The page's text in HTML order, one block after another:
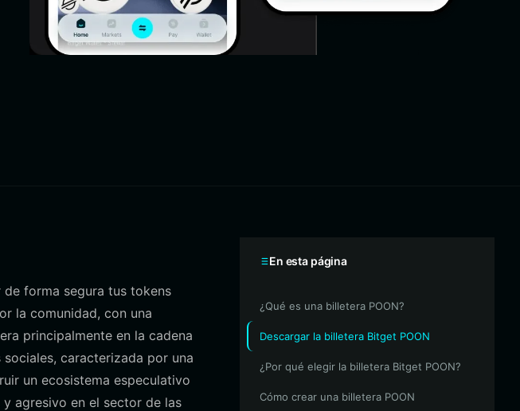
forma segura tus tokens
la comunidad, con una
principalmente en la cadena
caracterizada por una
un ecosistema especulativo
agresivo en el sector de las
En esta página
¿Qué es una billetera POON?
Descargar la billetera Bitget POON
¿Por qué elegir la billetera Bitget POON?
Cómo crear una billetera POON